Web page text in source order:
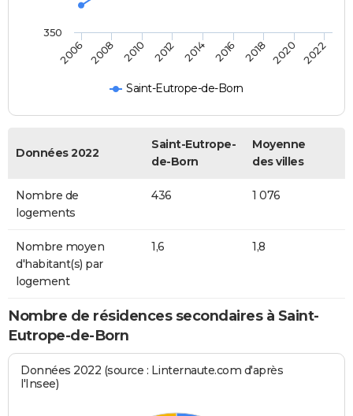
Saint-Eutrope-de-Born
2006 2008 2010 2012 2014 2016 2018 2020 2022
350
Données 2022
Saint-Eutrope-
de-Born
Moyenne
des villes
Nombre de
logements
436 1 076
Nombre moyen
d'habitant(s) par
logement
1,6 1,8
Nombre de résidences secondaires à Saint-
Eutrope-de-Born
Données 2022 (source : Linternaute.com d'après
l'Insee)